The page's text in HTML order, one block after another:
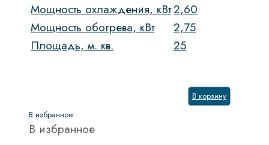
Мощность охлаждения, кВт2,60
Мощность обогрева, кВт
2,75
Площадь, м. кв.
25
В корзину
В избранное
В избранное